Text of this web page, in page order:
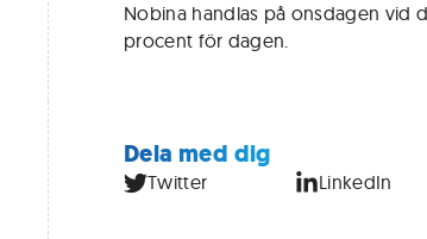
Nobina handlas på onsdagen vid
procent för dagen.
Dela med dig
Twitter LinkedIn